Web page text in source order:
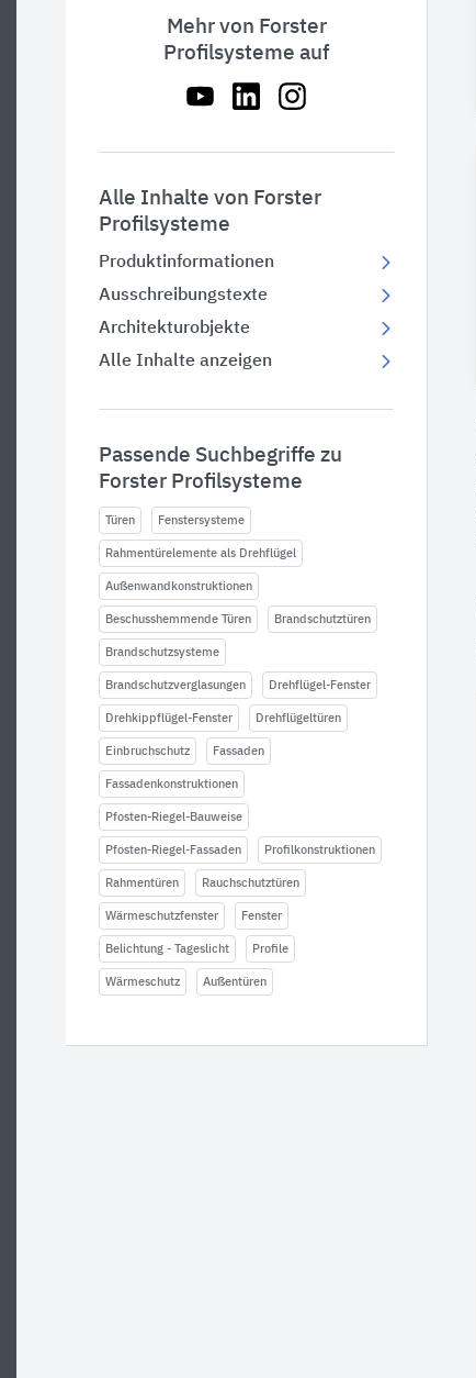
Mehr von Forster
Profilsysteme auf
Alle Inhalte von Forster
Profilsysteme
Produktinformationen
Ausschreibungstexte
Architekturobjekte
Alle Inhalte anzeigen
Passende Suchbegriffe zu
Forster Profilsysteme
Türen Fenstersysteme
Rahmentürelemente als Drehflügel
Außenwandkonstruktionen
Beschusshemmende Türen Brandschutztüren
Brandschutzsysteme
Brandschutzverglasungen Drehflügel-Fenster
Drehkippflügel-Fenster Drehflügeltüren
Einbruchschutz Fassaden
Fassadenkonstruktionen
Pfosten-Riegel-Bauweise
Pfosten-Riegel-Fassaden Profilkonstruktionen
Rahmentüren Rauchschutztüren
Wärmeschutzfenster Fenster
Belichtung - Tageslicht Profile
Wärmeschutz Außentüren